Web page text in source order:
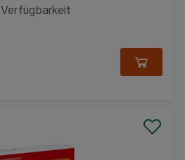
Verfügbarkeit